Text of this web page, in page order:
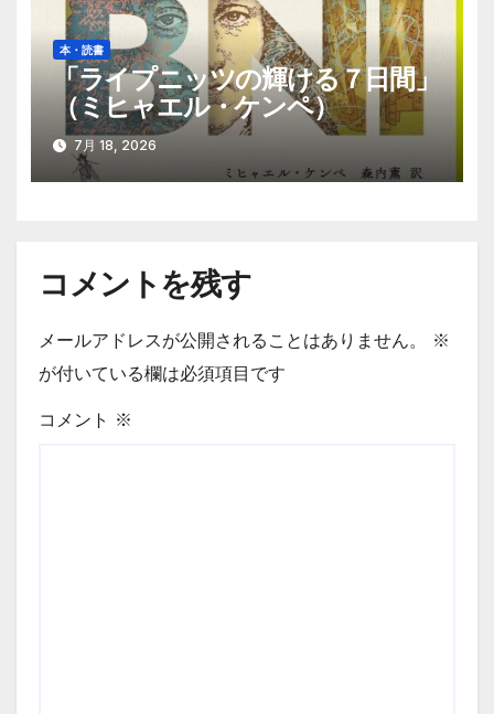
本・読書
「ライプニッツの輝ける７日間」
（ミヒャエル・ケンペ）
7月 18, 2026
コメントを残す
メールアドレスが公開されることはありません。
※
が付いている欄は必須項目です
コメント ※